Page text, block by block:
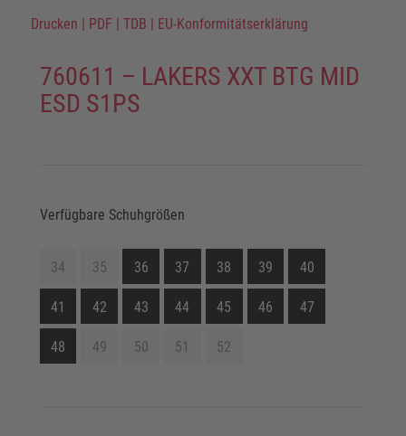
Drucken | PDF | TDB | EU-Konformitätserklärung
760611 – LAKERS XXT BTG MID
ESD S1PS
Verfügbare Schuhgrößen
34 35 36 37 38 39 40
41 42 43 44 45 46 47
48 49 50 51 52